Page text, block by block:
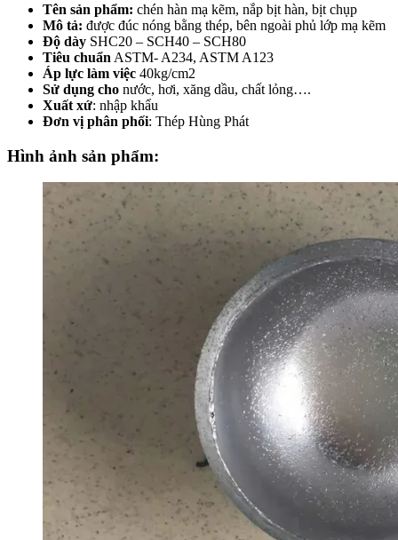
Tên sản phẩm: chén hàn mạ kẽm, nắp bịt hàn, bịt chụp
Mô tả: được đúc nóng bằng thép, bên ngoài phủ lớp mạ kẽm
Độ dày SHC20 – SCH40 – SCH80
Tiêu chuẩn ASTM- A234, ASTM A123
Áp lực làm việc 40kg/cm2
Sử dụng cho nước, hơi, xăng dầu, chất lỏng….
Xuất xứ: nhập khẩu
Đơn vị phân phối: Thép Hùng Phát
Hình ảnh sản phẩm: